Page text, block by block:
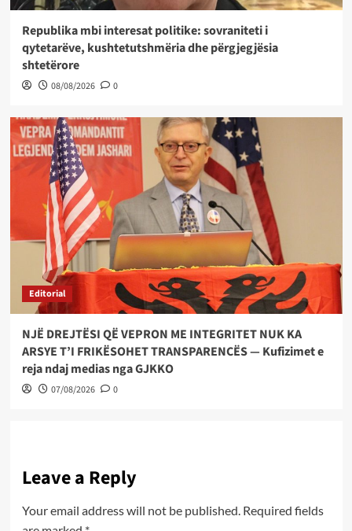
Republika mbi interesat politike: sovraniteti i
qytetarëve, kushtetutshmëria dhe përgjegjësia
shtetërore
08/08/2026 0
Editorial
NJË DREJTËSI QË VEPRON ME INTEGRITET NUK KA
ARSYE T’I FRIKËSOHET TRANSPARENCËS — Kufizimet e
reja ndaj medias nga GJKKO
07/08/2026 0
Leave a Reply
Your email address will not be published. Required fields